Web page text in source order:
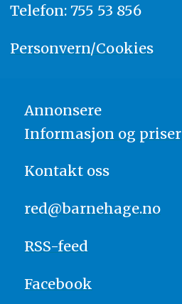
Telefon: 755 53 856
Personvern/Cookies
Annonsere
Informasjon og priser
Kontakt oss
red@barnehage.no
RSS-feed
Facebook